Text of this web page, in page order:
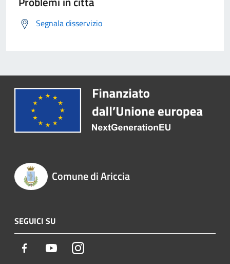
Segnala disservizio
Comune di Ariccia
SEGUICI SU
Facebook YoutubeInstagram